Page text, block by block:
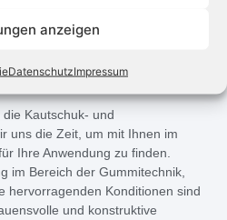
anzeigen
DatenschutzImpressum
Kautschuk- und
uns die Zeit, um mit Ihnen im
Ihre Anwendung zu finden.
im Bereich der Gummitechnik,
hervorragenden Konditionen sind
und konstruktive